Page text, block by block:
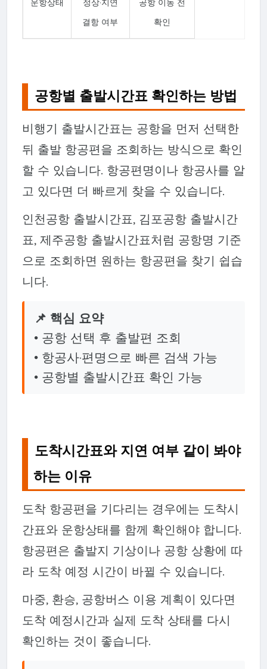
운항상태
정상·지연
결항 여부
공항 이동 전
확인
공항별 출발시간표 확인하는 방법
비행기 출발시간표는 공항을 먼저 선택한
뒤 출발 항공편을 조회하는 방식으로 확인
할 수 있습니다. 항공편명이나 항공사를 알
고 있다면 더 빠르게 찾을 수 있습니다.
인천공항 출발시간표, 김포공항 출발시간
표, 제주공항 출발시간표처럼 공항명 기준
으로 조회하면 원하는 항공편을 찾기 쉽습
니다.
📌 핵심 요약
• 공항 선택 후 출발편 조회
• 항공사·편명으로 빠른 검색 가능
• 공항별 출발시간표 확인 가능
도착시간표와 지연 여부 같이 봐야
하는 이유
도착 항공편을 기다리는 경우에는 도착시
간표와 운항상태를 함께 확인해야 합니다.
항공편은 출발지 기상이나 공항 상황에 따
라 도착 예정 시간이 바뀔 수 있습니다.
마중, 환승, 공항버스 이용 계획이 있다면
도착 예정시간과 실제 도착 상태를 다시
확인하는 것이 좋습니다.